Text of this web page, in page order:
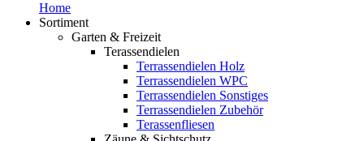
Home
Sortiment
Garten & Freizeit
Terassendielen
Terrassendielen Holz
Terrassendielen WPC
Terrassendielen Sonstiges
Terrassendielen Zubehör
Terassenfliesen